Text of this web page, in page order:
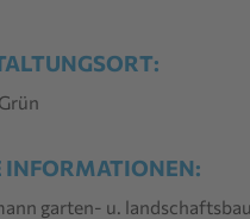
INFORMATIONEN:
garten- u. landschaftsbau